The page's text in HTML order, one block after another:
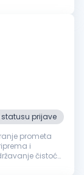
statusu prijave
i
čistoće